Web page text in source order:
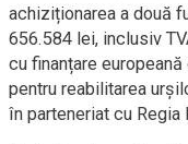
achiziționarea a două
656.584 lei, inclusiv
cu finanțare
pentru reabilitarea
în parteneriat cu